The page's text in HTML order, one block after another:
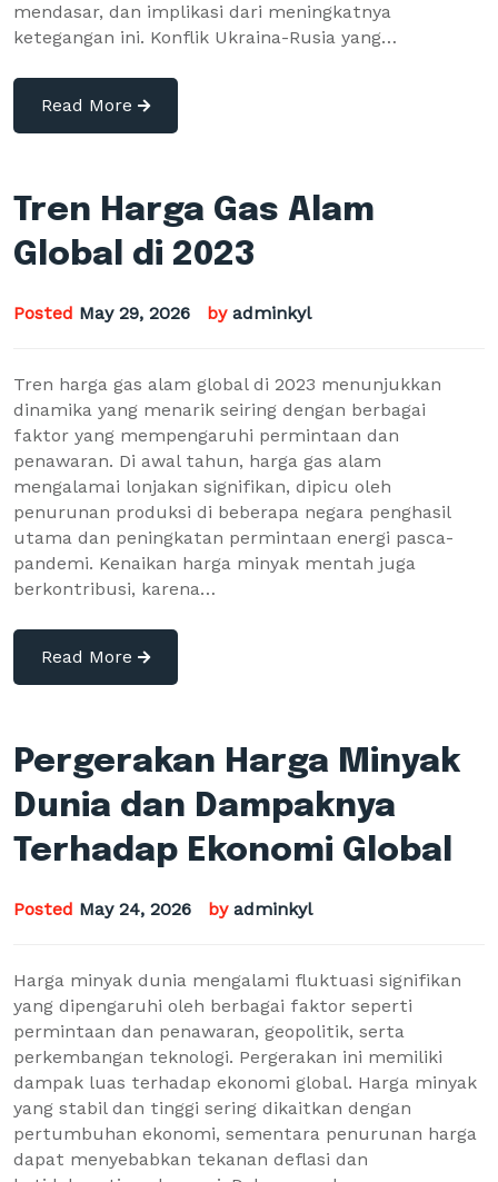
mendasar, dan implikasi dari meningkatnya
ketegangan ini. Konflik Ukraina-Rusia yang…
Read More
Tren Harga Gas Alam
Global di 2023
Posted May 29, 2026 by adminkyl
Tren harga gas alam global di 2023 menunjukkan
dinamika yang menarik seiring dengan berbagai
faktor yang mempengaruhi permintaan dan
penawaran. Di awal tahun, harga gas alam
mengalamai lonjakan signifikan, dipicu oleh
penurunan produksi di beberapa negara penghasil
utama dan peningkatan permintaan energi pasca-
pandemi. Kenaikan harga minyak mentah juga
berkontribusi, karena…
Read More
Pergerakan Harga Minyak
Dunia dan Dampaknya
Terhadap Ekonomi Global
Posted May 24, 2026 by adminkyl
Harga minyak dunia mengalami fluktuasi signifikan
yang dipengaruhi oleh berbagai faktor seperti
permintaan dan penawaran, geopolitik, serta
perkembangan teknologi. Pergerakan ini memiliki
dampak luas terhadap ekonomi global. Harga minyak
yang stabil dan tinggi sering dikaitkan dengan
pertumbuhan ekonomi, sementara penurunan harga
dapat menyebabkan tekanan deflasi dan